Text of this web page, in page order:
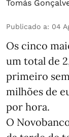
Tomás
Publicado a: 04
Os cinco
um total de
primeiro
milhões de
por hora.
O